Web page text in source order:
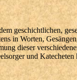
geschichtlichen,
in Worten,
dieser
und Katecheten